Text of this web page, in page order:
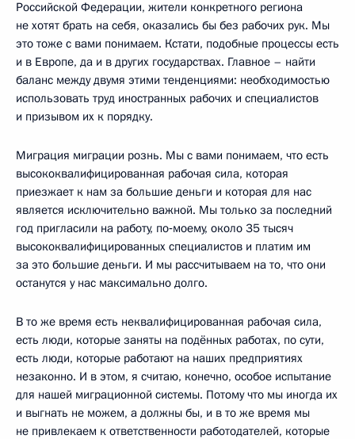
Российской Федерации, жители конкретного региона
не хотят брать на себя, оказались бы без рабочих рук. Мы
это тоже с вами понимаем. Кстати, подобные процессы есть
и в Европе, да и в других государствах. Главное – найти
баланс между двумя этими тенденциями: необходимостью
использовать труд иностранных рабочих и специалистов
и призывом их к порядку.
Миграция миграции рознь. Мы с вами понимаем, что есть
высококвалифицированная рабочая сила, которая
приезжает к нам за большие деньги и которая для нас
является исключительно важной. Мы только за последний
год пригласили на работу, по‑моему, около 35 тысяч
высококвалифицированных специалистов и платим им
за это большие деньги. И мы рассчитываем на то, что они
останутся у нас максимально долго.
В то же время есть неквалифицированная рабочая сила,
есть люди, которые заняты на подённых работах, по сути,
есть люди, которые работают на наших предприятиях
незаконно. И в этом, я считаю, конечно, особое испытание
для нашей миграционной системы. Потому что мы иногда их
и выгнать не можем, а должны бы, и в то же время мы
не привлекаем к ответственности работодателей, которые